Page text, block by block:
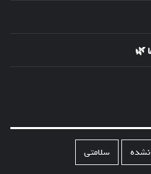
🌿
سلامتی